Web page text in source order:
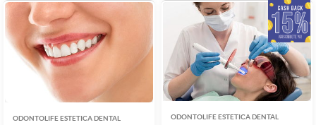
ODONTOLIFE ESTETICA DENTAL ODONTOLIFE ESTETICA DENTAL